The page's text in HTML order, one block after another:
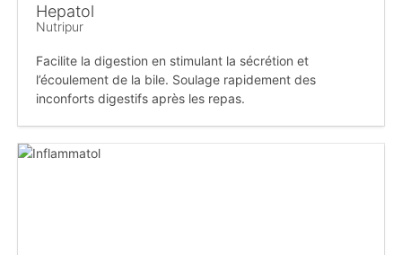
Hepatol
Nutripur
Facilite la digestion en stimulant la sécrétion et
l’écoulement de la bile. Soulage rapidement des
inconforts digestifs après les repas.